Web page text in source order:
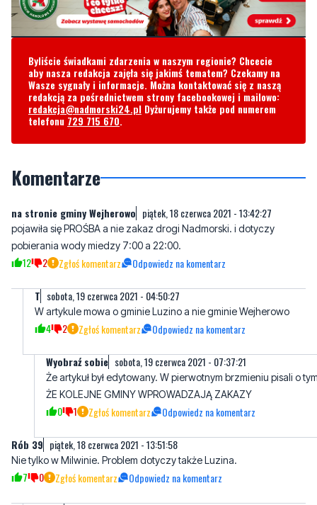
stronach gmin Linia, Wejherowo czy Choczewo.
Byliście świadkami zdarzenia w naszym regionie? Chcecie
aby nasza redakcja zajęła się jakimś tematem? Czekamy na
redakcją za pośrednictwem strony facebookowej i mailowo:
telefonu729 715 670
Komentarze
na stronie gminy Wejherowo piątek, 18 czerwca 2021 - 13:42:27
pobierania wody miedzy 7:00 a 22:00.
2 Zgłoś komentarz Odpowiedz na komentarz
W artykule mowa o gminie Luzino a nie gminie Wejherowo
4 2 Zgłoś komentarz Odpowiedz na komentarz
Wyobraź sobie sobota, 19 czerwca 2021 - 07:37:21
ŻE KOLEJNE GMINY WPROWADZAJĄ ZAKAZY
0 1 Zgłoś komentarz Odpowiedz na komentarz